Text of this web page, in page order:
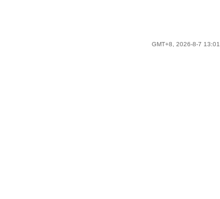
GMT+8, 2026-8-7 13:01